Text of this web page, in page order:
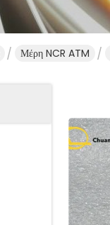
Μέρη NCR ATM